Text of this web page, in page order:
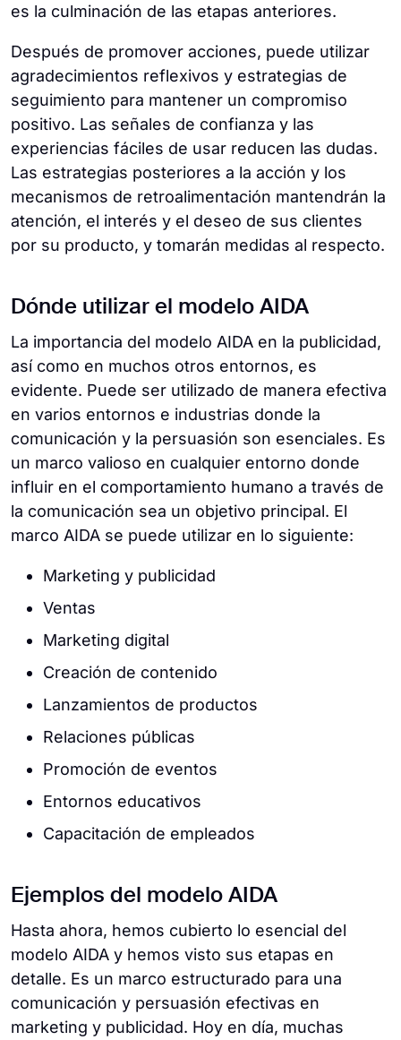
es la culminación de las etapas anteriores.
Después de promover acciones, puede utilizar
agradecimientos reflexivos y estrategias de
seguimiento para mantener un compromiso
positivo. Las señales de confianza y las
experiencias fáciles de usar reducen las dudas.
Las estrategias posteriores a la acción y los
mecanismos de retroalimentación mantendrán la
atención, el interés y el deseo de sus clientes
por su producto, y tomarán medidas al respecto.
Dónde utilizar el modelo AIDA
La importancia del modelo AIDA en la publicidad,
así como en muchos otros entornos, es
evidente. Puede ser utilizado de manera efectiva
en varios entornos e industrias donde la
comunicación y la persuasión son esenciales. Es
un marco valioso en cualquier entorno donde
influir en el comportamiento humano a través de
la comunicación sea un objetivo principal. El
marco AIDA se puede utilizar en lo siguiente:
Marketing y publicidad
Ventas
Marketing digital
Creación de contenido
Lanzamientos de productos
Relaciones públicas
Promoción de eventos
Entornos educativos
Capacitación de empleados
Ejemplos del modelo AIDA
Hasta ahora, hemos cubierto lo esencial del
modelo AIDA y hemos visto sus etapas en
detalle. Es un marco estructurado para una
comunicación y persuasión efectivas en
marketing y publicidad. Hoy en día, muchas